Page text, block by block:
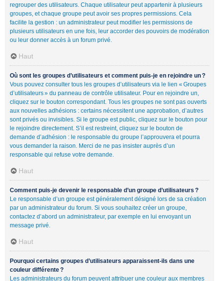
regrouper des utilisateurs. Chaque utilisateur peut appartenir à plusieurs
groupes, et chaque groupe peut avoir ses propres permissions. Cela
facilite la gestion : un administrateur peut modifier les permissions de
plusieurs utilisateurs en une fois, leur accorder des pouvoirs de modération
ou leur donner accès à un forum privé.
Haut
Où sont les groupes d’utilisateurs et comment puis-je en rejoindre un ?
Vous pouvez consulter tous les groupes d’utilisateurs via le lien « Groupes
d’utilisateurs » du panneau de contrôle utilisateur. Pour en rejoindre un,
cliquez sur le bouton correspondant. Tous les groupes ne sont pas ouverts
aux nouvelles adhésions : certains nécessitent une approbation, d’autres
sont privés ou invisibles. Si le groupe est public, cliquez sur le bouton pour
le rejoindre directement. S’il est restreint, cliquez sur le bouton de
demande d’adhésion : le responsable du groupe l’approuvera et pourra
vous demander la raison. Merci de ne pas insister auprès d’un
responsable qui refuse votre demande.
Haut
Comment puis-je devenir le responsable d’un groupe d’utilisateurs ?
Le responsable d’un groupe est généralement désigné lors de sa création
par un administrateur du forum. Si vous souhaitez créer un groupe,
contactez d’abord un administrateur, par exemple en lui envoyant un
message privé.
Haut
Pourquoi certains groupes d’utilisateurs apparaissent-ils dans une
couleur différente ?
Les administrateurs du forum peuvent attribuer une couleur aux membres